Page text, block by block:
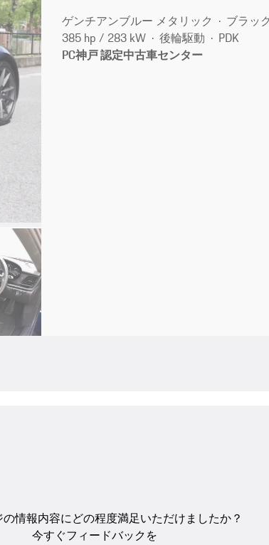
ゲンチアンブルー メタリック ブラック
385 hp / 283 kW
後輪駆動
PDK
PC神戸 認定中古車センター
の情報内容にどの程度満足いただけましたか？
今すぐフィードバックを